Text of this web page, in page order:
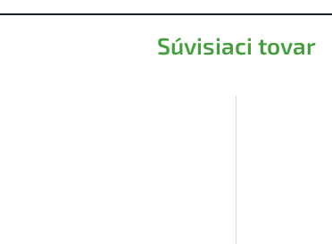
Súvisiaci tovar